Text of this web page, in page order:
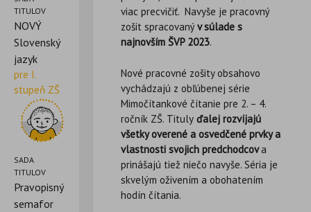
TITULOV
NOVÝ
Slovenský
jazyk
pre I.
stupeň ZŠ
SADA
TITULOV
Pravopisný
semafor
viac precvičiť. Navyše je pracovný
zošit spracovanýv súlade s
najnovším ŠVP 2023.
Nové pracovné zošity obsahovo
vychádzajú z obľúbenej série
Mimočítankové čítanie pre 2. – 4.
ročník ZŠ. Tituly ďalej rozvíjajú
všetky overené a osvedčené prvky a
vlastnosti svojich predchodcova
prinášajú tiež niečo navyše. Séria je
skvelým oživením a obohatením
hodín čítania.